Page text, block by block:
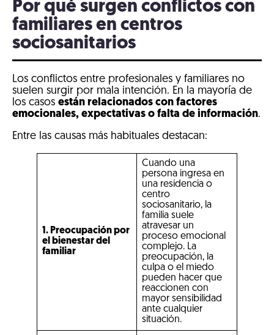
Por qué surgen conflictos con
familiares en centros
sociosanitarios
Los conflictos entre profesionales y familiares no
suelen surgir por mala intención. En la mayoría de
los casos están relacionados con factores
emocionales, expectativas o falta de información.
Entre las causas más habituales destacan:
1. Preocupación por
el bienestar del
familiar
Cuando una
persona ingresa en
una residencia o
centro
sociosanitario, la
familia suele
atravesar un
proceso emocional
complejo. La
preocupación, la
culpa o el miedo
pueden hacer que
reaccionen con
mayor sensibilidad
ante cualquier
situación.